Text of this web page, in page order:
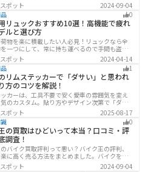
ばいいのか見るべきポイントを7つまとめまし
買取実績が豊富なオススメの買取業者を4つを
します。
ポット
2024-09-04
0
リュックおすすめ10選！高機能で疲れ
ルと選び方
物を楽に積載したい人必見！リュックなら全
一つにして、常に持ち運べるので手間も盗ま
ありません。腰や肩の負担を軽減して通勤通
ングを快適にできるオススメリュックを紹介
ポット
2024-04-14
1
リムステッカーで「ダサい」と思われ
方のコツを解説！
カーは、工具不要で安く愛車の雰囲気を変え
のカスタム。貼り方やデザイン次第で「ダサ
りになることも。本記事では失敗例や選び
に貼るコツからおすすめ商品まで詳しく紹
でも安心して足回りをカッコよくドレスアッ
。
ポット
2025-08-17
0
の買取はひどいって本当？口コミ・評
調査！
バイク買取評判って悪い？バイク王の評判、
に高く売る方法をまとめました。バイクを売
考えている方は、是非参考にしてください。
ポット 2024-09-04